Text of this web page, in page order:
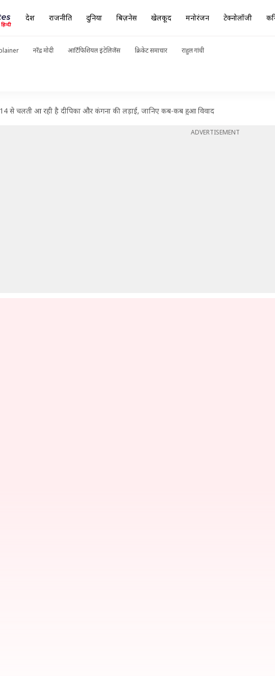
देश राजनीति दुनिया बिज़नेस खेलकूद मनोरंजन टेक्नोलॉजी
नरेंद्र मोदी आर्टिफिशियल इंटेलिजेंस क्रिकेट समाचार राहुल गांधी
से चलती आ रही है दीपिका और कंगना की लड़ाई, जानिए कब-कब हुआ विवाद
ADVERTISEMENT